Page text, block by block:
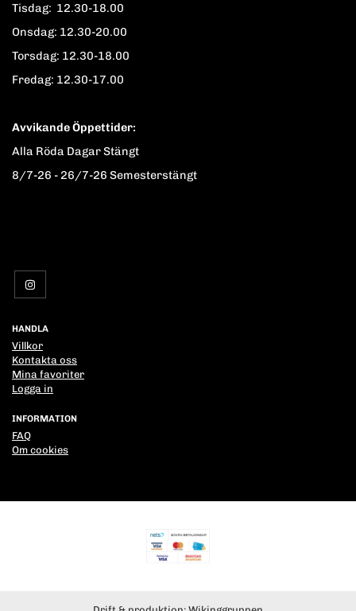
Tisdag: 12.30-18.00
Onsdag: 12.30-20.00
Torsdag: 12.30-18.00
Fredag: 12.30-17.00
Avvikande Öppettider:
Alla Röda Dagar Stängt
8/7-26 - 26/7-26 Semesterstängt
HANDLA
Villkor
Kontakta oss
Mina favoriter
Logga in
INFORMATION
FAQ
Om cookies